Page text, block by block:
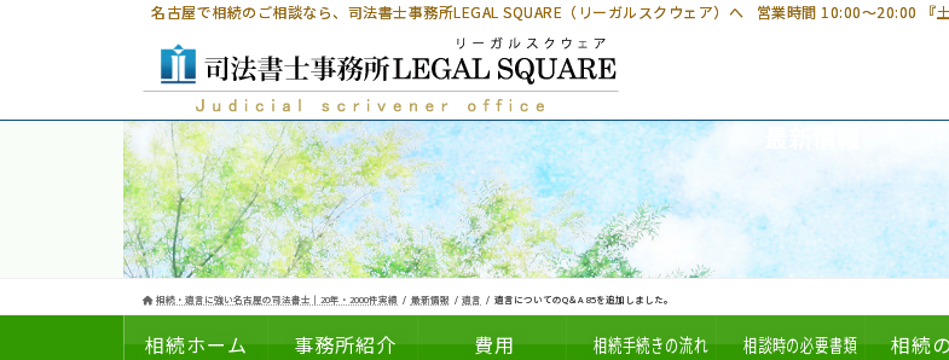
名古屋で相続のご相談なら、 司法書士事務所LEGAL SQUARE（リーガルスクウェア）へ営業時間 10:00～20:00 『土
相続・遺言に強い名古屋の司法書士｜20年・2000件実績 最新情報 遺言 遺言についてのQ＆A 85を追加しました。
相続ホーム 事務所紹介 費用 相続手続きの流れ 相談時の必要書類 相続